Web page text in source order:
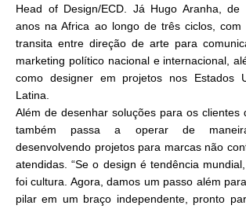
Head of Design/ECD. Já Hugo Aranha, de
anos na Africa ao longo de três ciclos,
transita entre direção de arte para
marketing político nacional e internacional,
como designer em projetos nos Estados
Latina.
Além de desenhar soluções para os clientes
também passa a operar de maneira
desenvolvendo projetos para marcas não
atendidas. “Se o design é tendência
foi cultura. Agora, damos um passo além
pilar em um braço independente, pronto